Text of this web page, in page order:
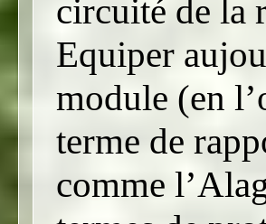
circuité de la
Equiper
module (en
terme de
comme